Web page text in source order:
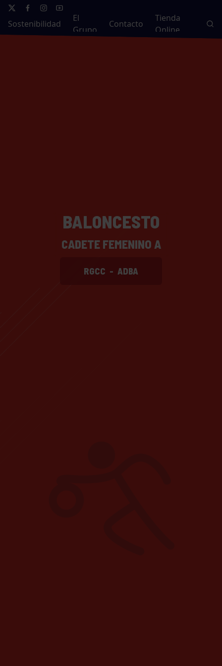
Sostenibilidad
El
Grupo
Contacto
Tienda
Online
BALONCESTO
CADETE FEMENINO A
RGCC - ADBA